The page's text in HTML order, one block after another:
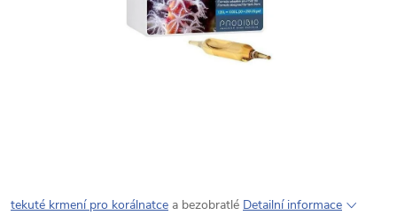
tekuté krmení pro korálnatce a bezobratlé Detailní informace